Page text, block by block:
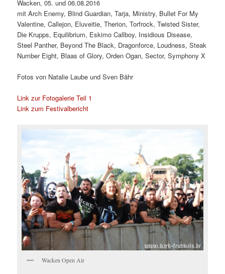
Wacken, 05. und 06.08.2016
mit Arch Enemy, Blind Guardian, Tarja, Ministry, Bullet For My
Valentine, Callejon, Eluveitie, Therion, Torfrock, Twisted Sister,
Die Krupps, Equilibrium, Eskimo Callboy, Insidious Disease,
Steel Panther, Beyond The Black, Dragonforce, Loudness, Steak
Number Eight, Blaas of Glory, Orden Ogan, Sector, Symphony X
Fotos von Natalie Laube und Sven Bähr
Link zur Fotogalerie Teil 1
Link zum Festivalbericht
Wacken Open Air